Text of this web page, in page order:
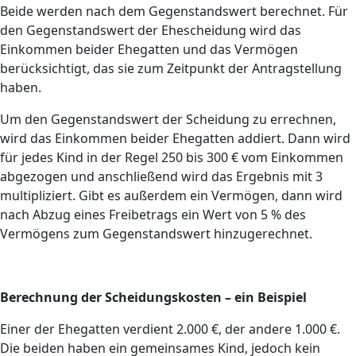
Beide werden nach dem Gegenstandswert berechnet. Für
den Gegenstandswert der Ehescheidung wird das
Einkommen beider Ehegatten und das Vermögen
berücksichtigt, das sie zum Zeitpunkt der Antragstellung
haben.
Um den Gegenstandswert der Scheidung zu errechnen,
wird das Einkommen beider Ehegatten addiert. Dann wird
für jedes Kind in der Regel 250 bis 300 € vom Einkommen
abgezogen und anschließend wird das Ergebnis mit 3
multipliziert. Gibt es außerdem ein Vermögen, dann wird
nach Abzug eines Freibetrags ein Wert von 5 % des
Vermögens zum Gegenstandswert hinzugerechnet.
Berechnung der Scheidungskosten – ein Beispiel
Einer der Ehegatten verdient 2.000 €, der andere 1.000 €.
Die beiden haben ein gemeinsames Kind, jedoch kein